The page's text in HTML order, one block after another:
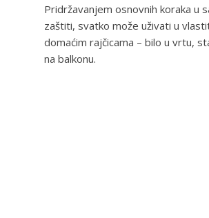
Pridržavanjem osnovnih koraka u
zaštiti, svatko može uživati u
domaćim rajčicama – bilo u vrtu,
na balkonu.